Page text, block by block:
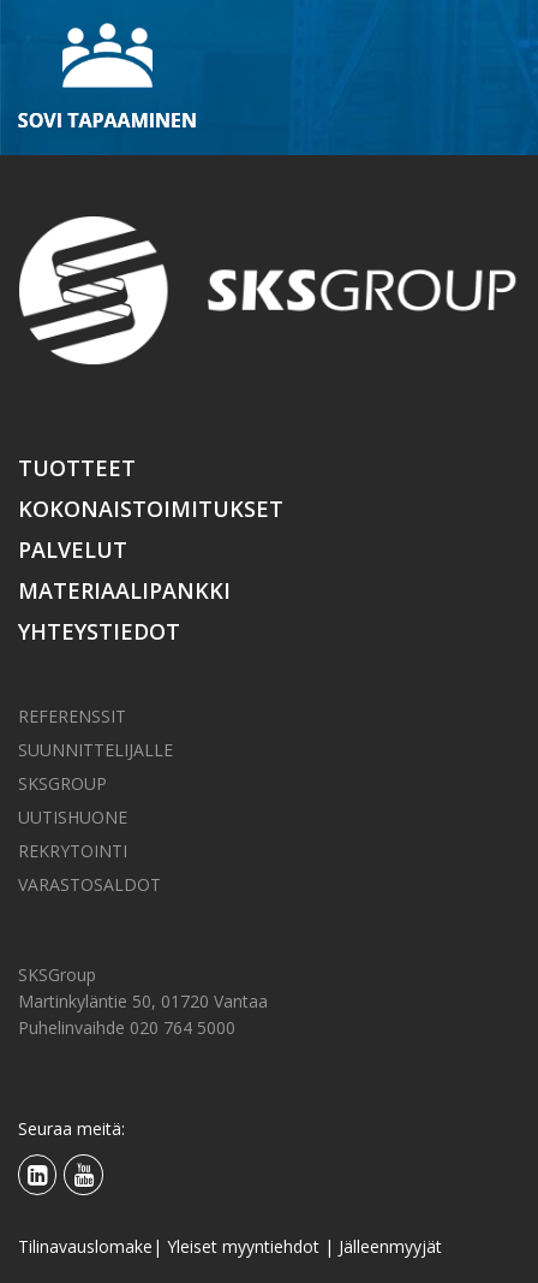
TUOTTEET
KOKONAISTOIMITUKSET
PALVELUT
MATERIAALIPANKKI
YHTEYSTIEDOT
REFERENSSIT
SUUNNITTELIJALLE
SKSGROUP
UUTISHUONE
REKRYTOINTI
VARASTOSALDOT
SKSGroup
Martinkyläntie 50, 01720 Vantaa
Puhelinvaihde 020 764 5000
Seuraa meitä:
Tilinavauslomake | Yleiset myyntiehdot | Jälleenmyyjät